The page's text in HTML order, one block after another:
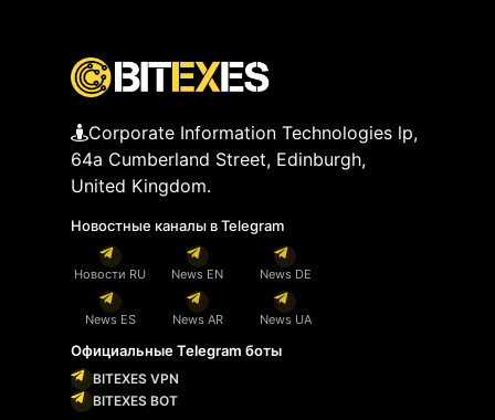
Corporate Information Technologies lp,
64a Cumberland Street, Edinburgh,
United Kingdom.
Новостные каналы в Telegram
Новости RU News EN News DE
News ES News AR News UA
Официальные Telegram боты
BITEXES VPN
BITEXES BOT